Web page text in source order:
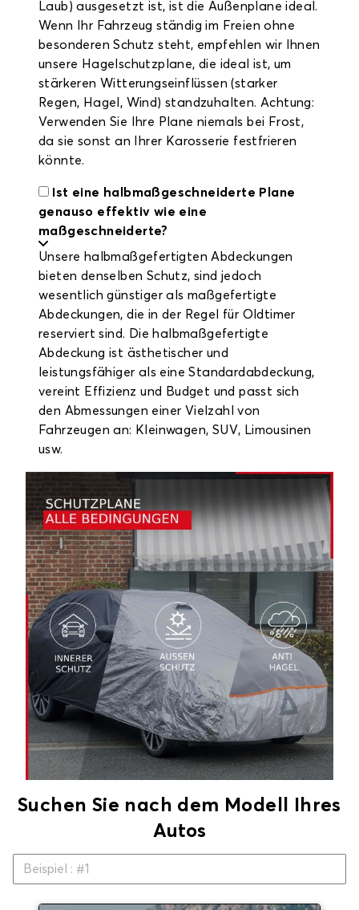
Laub) ausgesetzt ist, ist die Außenplane ideal.
Wenn Ihr Fahrzeug ständig im Freien ohne
besonderen Schutz steht, empfehlen wir Ihnen
unsere Hagelschutzplane, die ideal ist, um
stärkeren Witterungseinflüssen (starker
Regen, Hagel, Wind) standzuhalten. Achtung:
Verwenden Sie Ihre Plane niemals bei Frost,
da sie sonst an Ihrer Karosserie festfrieren
könnte.
Ist eine halbmaßgeschneiderte Plane
genauso effektiv wie eine
maßgeschneiderte?
Unsere halbmaßgefertigten Abdeckungen
bieten denselben Schutz, sind jedoch
wesentlich günstiger als maßgefertigte
Abdeckungen, die in der Regel für Oldtimer
reserviert sind. Die halbmaßgefertigte
Abdeckung ist ästhetischer und
leistungsfähiger als eine Standardabdeckung,
vereint Effizienz und Budget und passt sich
den Abmessungen einer Vielzahl von
Fahrzeugen an: Kleinwagen, SUV, Limousinen
usw.
Suchen Sie nach dem Modell Ihres
Autos